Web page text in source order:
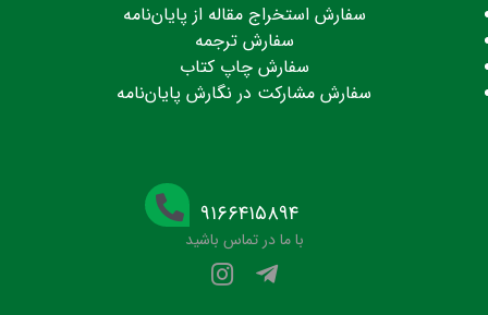
سفارش استخراج مقاله از پایان‌نامه
سفارش ترجمه
سفارش چاپ کتاب
سفارش مشارکت در نگارش پایان‌نامه
۹۱۶۶۴۱۵۸۹۴
با ما در تماس باشید